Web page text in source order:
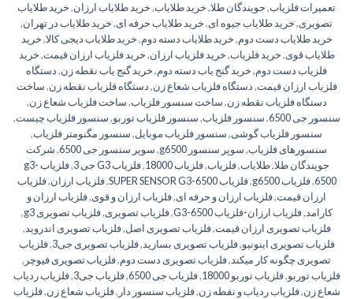
تعمیرات فلزیاب,جویندگان طلا,خرید طلایاب,خرید طلایاب ارزان,خرید طلایاب
تصویری,خرید طلایاب جیوه ای,خرید طلایاب حرفه ای,خرید طلایاب در تهران,
خرید طلایاب دست دوم,خرید طلایاب دسته دوم,خرید طلایاب دیجی کالا,خرید
طلایاب قوی,خرید فلزیاب,خرید فلزیاب ارزان,خرید فلزیاب ارزان قیمت,خرید
فلزیاب دست دوم,خرید گنج یاب دسته دوم,خرید گنج یاب نقطه زن,دستگاه
فلزیاب ارزان قیمت,دستگاه فلزیاب شعاع زن,دستگاه فلزیاب نقطه زن,ساخت
دستگاه فلزیاب نقطه زن,ساخت سنسور فلزیاب,ساخت فلزیاب شعاع زن,
سنسور جی 6500
,سنسور فلزیاب,سنسور فلزیاب توربو,سنسور فلزیاب چیست,
سنسور فلزیاب گوشی,سنسور فلزیاب موبایل,سنسور مگنومتر فلزیاب,
سنسورهای فلزیاب,سوپر سنسور g6500 ,سوپر سنسور جی 6500 ,شرکت
جویندگان طلا,طلایاب,فلزیاب,فلزیاب 18000 ,فلزیاب G3 جی 3 ,
فلزیاب g3-
6500
,فلزیاب g6500 ,فلزیاب SUPER SENSOR G3-6500 ,فلزیاب ارزان,فلزیاب
ارزان قیمت,فلزیاب ارزان و حرفه ای,فلزیاب ارزان و قوی,فلزیاب ارزان و
کارامد,فلزیاب ارزان-فلزیاب G3-6500 ,فلزیاب تصویری,فلزیاب تصویری g3
,
فلزیاب تصویری ارزان قیمت,فلزیاب تصویری اصل,فلزیاب تصویری اندروید,
فلزیاب تصویری اینونیو,فلزیاب تصویری بسازید,فلزیاب تصویری جی3 ,فلزیاب
تصویری چگونه کار میکند,فلزیاب تصویری دست دوم,فلزیاب تصویری فیوچر ,
فلزیاب توربو,فلزیاب توربو 18000 ,فلزیاب جی 6500 ,فلزیاب جی3 ,فلزیاب ردیاب
شعاع زن,فلزیاب ردیاب و نقطه زن,فلزیاب سنسور دار ,فلزیاب شعاع زن,فلزیاب